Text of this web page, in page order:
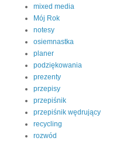
mixed media
Mój Rok
notesy
osiemnastka
planer
podziękowania
prezenty
przepisy
przepiśnik
przepiśnik wędrujący
recycling
rozwód